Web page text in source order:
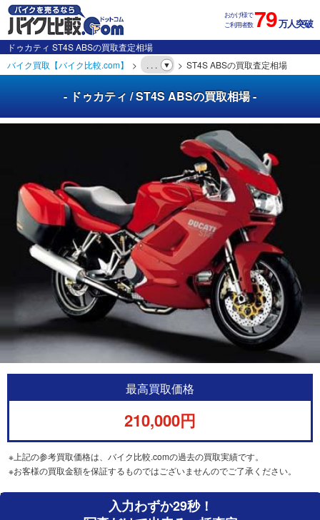
おかげ様で
ご利用者数79万人突破
ドゥカティ ST4S ABSの買取査定相場
バイク買取【バイク比較.com】
. . . ST4S ABSの買取査定相場
- ドゥカティ / ST4S ABSの買取相場 -
最高買取価格
210,000円
※上記の参考買取価格は、バイク比較.comの過去の買取実績です。
※お客様の買取金額を保証するものではございませんのでご了承ください。
入力わずか29秒！